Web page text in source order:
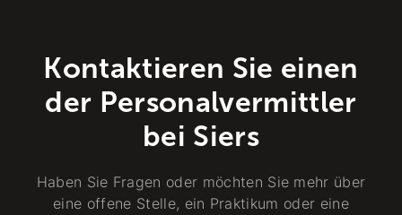
Kontaktieren Sie einen
der Personalvermittler
bei Siers
Haben Sie Fragen oder möchten Sie mehr über
eine offene Stelle, ein Praktikum oder eine